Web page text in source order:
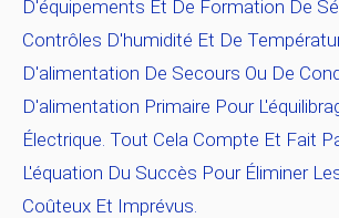
D'équipements Et De Formation De
Contrôles D'humidité Et De
D'alimentation De Secours Ou De
D'alimentation Primaire Pour
Électrique. Tout Cela Compte Et Fait
L'équation Du Succès Pour Éliminer
Coûteux Et Imprévus.